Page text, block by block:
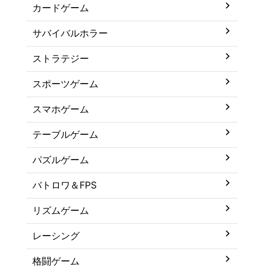
カードゲーム
サバイバルホラー
ストラテジー
スポーツゲーム
スマホゲーム
テーブルゲーム
パズルゲーム
バトロワ＆FPS
リズムゲーム
レーシング
格闘ゲーム